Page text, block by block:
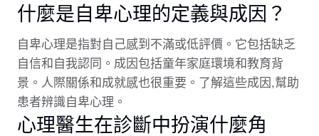
什麼是自卑心理的定義與成因？
自卑心理是指對自己感到不滿或低評價。它包括缺乏
自信和自我認同。成因包括童年家庭環境和教育背
景。人際關係和成就感也很重要。了解這些成因,幫助
患者辨識自卑心理。
心理醫生在診斷中扮演什麼角